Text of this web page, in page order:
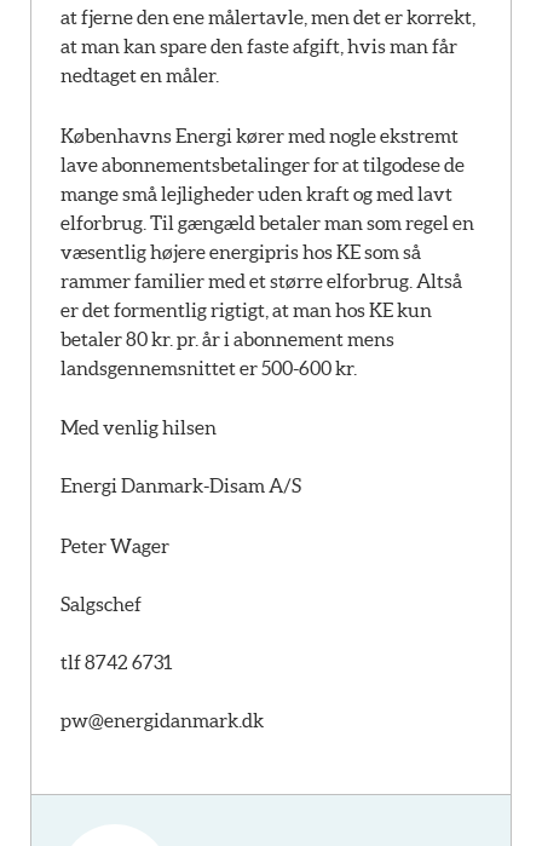
at fjerne den ene målertavle, men det er korrekt,
at man kan spare den faste afgift, hvis man får
nedtaget en måler.
Københavns Energi kører med nogle ekstremt
lave abonnementsbetalinger for at tilgodese de
mange små lejligheder uden kraft og med lavt
elforbrug. Til gængæld betaler man som regel en
væsentlig højere energipris hos KE som så
rammer familier med et større elforbrug. Altså
er det formentlig rigtigt, at man hos KE kun
betaler 80 kr. pr. år i abonnement mens
landsgennemsnittet er 500-600 kr.
Med venlig hilsen
Energi Danmark-Disam A/S
Peter Wager
Salgschef
tlf 8742 6731
pw@energidanmark.dk